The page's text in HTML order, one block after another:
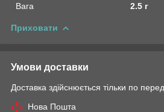
Вага
2.5 г
Приховати
Умови доставки
Доставка здійснюється тільки по
Нова Пошта